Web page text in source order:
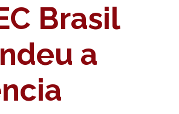
Brasil
a